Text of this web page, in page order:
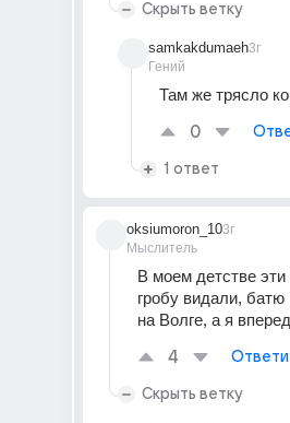
Скрыть ветку
samkakdumaeh
Гений
3г
Там же трясло
0
1 ответ
oksiumoron_10
Мыслитель
3г
В моем детстве эти
гробу видали,
на Волге, а я
4
Скрыть ветку